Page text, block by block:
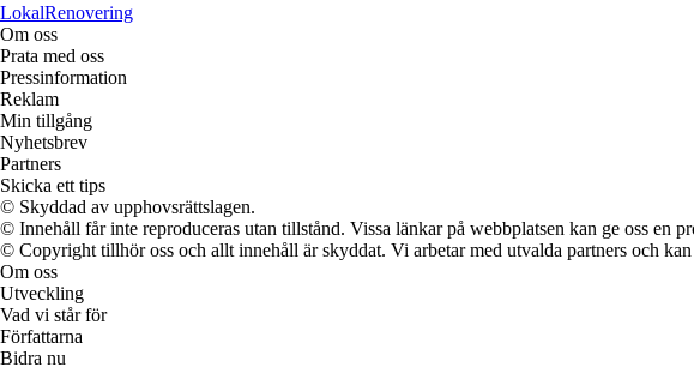
LokalRenovering
Om oss
Prata med oss
Pressinformation
Reklam
Min tillgång
Nyhetsbrev
Partners
Skicka ett tips
© Skyddad av upphovsrättslagen.
© Innehåll får inte reproduceras utan tillstånd. Vissa länkar på webbplatsen kan ge oss en
© Copyright tillhör oss och allt innehåll är skyddat. Vi arbetar med utvalda partners och
Om oss
Utveckling
Vad vi står för
Författarna
Bidra nu